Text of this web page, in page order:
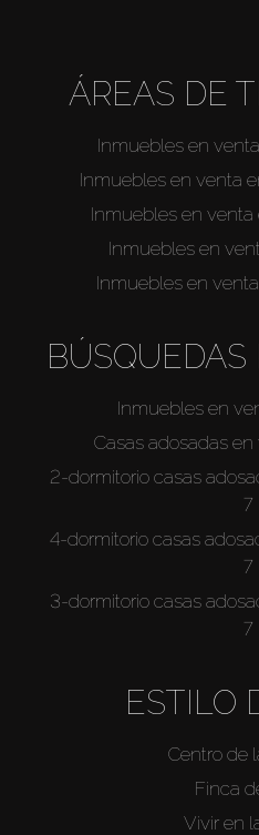
Alquilar
Sobre Plano
Agentes
About Us
ÁREAS DE
Inmuebles en
Inmuebles en venta
Inmuebles en
Inmuebles en
Inmuebles en
Inmuebles en
Casas adosadas
2-dormitorio casas
7
4-dormitorio casas
7
3-dormitorio casas
7
ESTILO
Centro de
Finca
Vivir en